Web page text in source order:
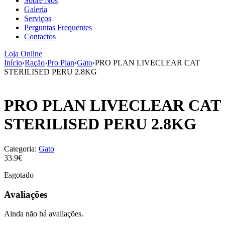
Galeria
Serviços
Perguntas Frequentes
Contactos
Loja Online
Início›Ração›Pro Plan›Gato›PRO PLAN LIVECLEAR CAT
STERILISED PERU 2.8KG
PRO PLAN LIVECLEAR CAT
STERILISED PERU 2.8KG
Categoria: Gato
33.9€
Esgotado
Avaliações
Ainda não há avaliações.
aumenta a
probabilidade
de ver
conteúdo e
ofertas